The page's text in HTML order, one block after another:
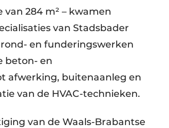
284 m² – kwamen
van Stadsbader
en funderingswerken
beton- en
afwerking, buitenaanleg en
van de HVAC-technieken.
van de Waals-Brabantse